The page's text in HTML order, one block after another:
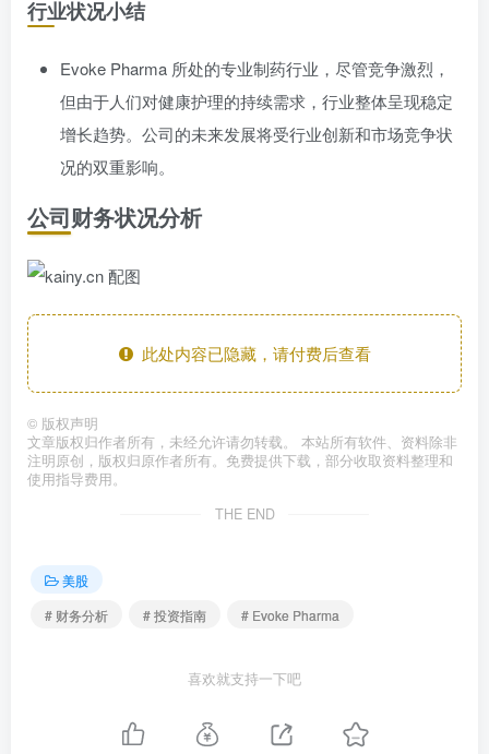
行业状况小结
Evoke Pharma 所处的专业制药行业，尽管竞争激烈，
但由于人们对健康护理的持续需求，行业整体呈现稳定
增长趋势。公司的未来发展将受行业创新和市场竞争状
况的双重影响。
公司财务状况分析
此处内容已隐藏，请付费后查看
© 版权声明
文章版权归作者所有，未经允许请勿转载。 本站所有软件、资料除非
注明原创，版权归原作者所有。免费提供下载，部分收取资料整理和
使用指导费用。
THE END
美股
# 财务分析
# 投资指南 # Evoke Pharma
喜欢就支持一下吧